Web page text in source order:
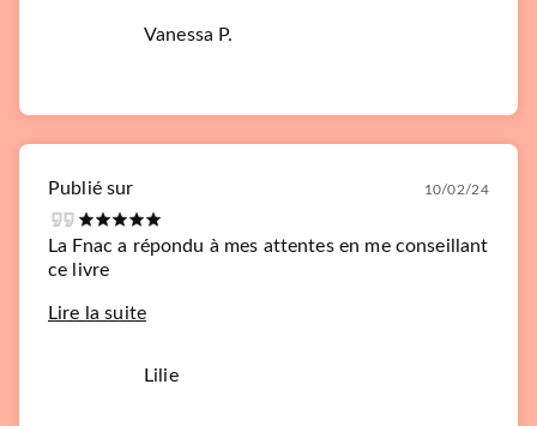
Vanessa P.
Publié sur 10/02/24
La Fnac a répondu à mes attentes en me conseillant
ce livre
Lire la suite
Lilie